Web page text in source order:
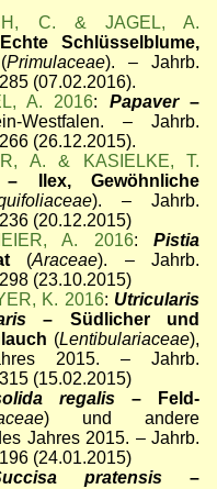
C. & JAGEL, A.
Schlüsselblume,
(Primulaceae). – Jahrb.
(07.02.2016).
A. 2016: Papaver–
Westfalen. – Jahrb.
(26.12.2015).
A. & KASIELKE, T.
Ilex, Gewöhnliche
). – Jahrb.
(20.12.2015)
A. 2016:Pistia
(Araceae). – Jahrb.
(23.10.2015)
K. 2016: Utricularis
– Südlicher und
(Lentibulariaceae),
2015. – Jahrb.
(15.02.2015)
regalis – Feld-
) und andere
Jahres 2015. – Jahrb.
(24.01.2015)
pratensis–